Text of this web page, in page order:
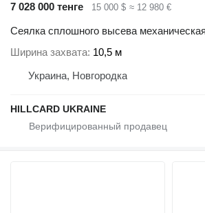
7 028 000 тенге
15 000 $ ≈ 12 980 €
Сеялка сплошного высева механическая
Ширина захвата 10,5 м
Украина, Новгородка
HILLCARD UKRAINE